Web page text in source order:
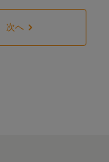
次へ